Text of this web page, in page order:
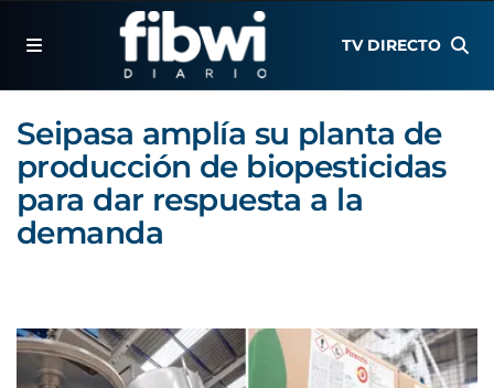
TV DIRECTO
Seipasa amplía su planta de
producción de biopesticidas
para dar respuesta a la
demanda